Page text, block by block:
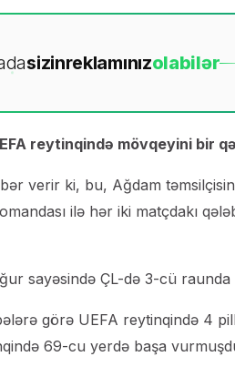
sizinreklamınızolabilər
reytinqində mövqeyini bir
verir ki, bu, Ağdam
ilə hər iki matçdakı
sayəsində ÇL-də 3-cü raunda
görə UEFA reytinqində 4
69-cu yerdə başa